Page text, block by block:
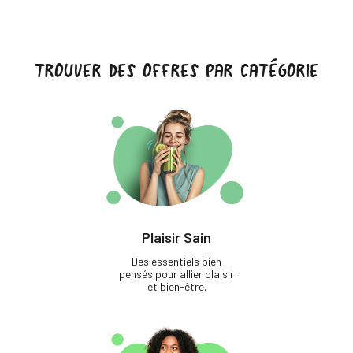
TROUVER DES OFFRES PAR CATÉGORIE
Plaisir Sain
Des essentiels bien
pensés pour allier plaisir
et bien-être.